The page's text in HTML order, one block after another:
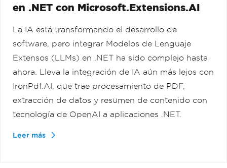
en .NET con Microsoft.Extensions.AI
La IA está transformando el desarrollo de
software, pero integrar Modelos de Lenguaje
Extensos (LLMs) en .NET ha sido complejo hasta
ahora. Lleva la integración de IA aún más lejos con
IronPdf.AI, que trae procesamiento de PDF,
extracción de datos y resumen de contenido con
tecnología de OpenAI a aplicaciones .NET.
Leer más